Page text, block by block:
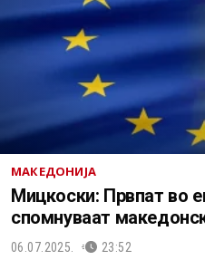
МАКЕДОНИЈА
Мицкоски: Првпат во
спомнуваат
06.07.2025. 23:52